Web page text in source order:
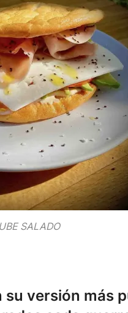
SALADO
versión más